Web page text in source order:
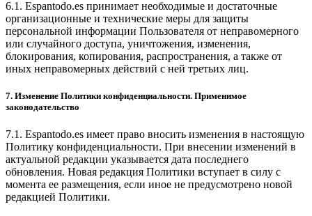
6.1. Espantodo.es принимает необходимые и достаточные
организационные и технические меры для защиты
персональной информации Пользователя от неправомерного
или случайного доступа, уничтожения, изменения,
блокирования, копирования, распространения, а также от
иных неправомерных действий с ней третьих лиц.
7. Изменение Политики конфиденциальности. Применимое
законодательство
7.1. Espantodo.es имеет право вносить изменения в настоящую
Политику конфиденциальности. При внесении изменений в
актуальной редакции указывается дата последнего
обновления. Новая редакция Политики вступает в силу с
момента ее размещения, если иное не предусмотрено новой
редакцией Политики.